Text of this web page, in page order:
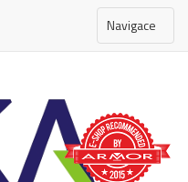
Navigace